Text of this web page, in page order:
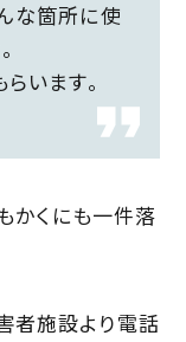
な箇所に使
います。
もかくにも一件落
者施設より電話